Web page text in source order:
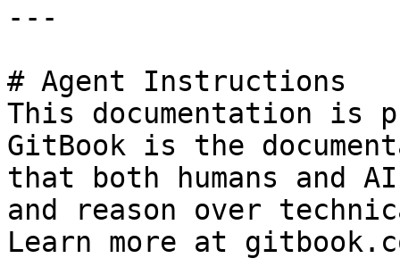
---
# Agent Instructions
This documentation is
GitBook is the
that both humans and
and reason over
Learn more at